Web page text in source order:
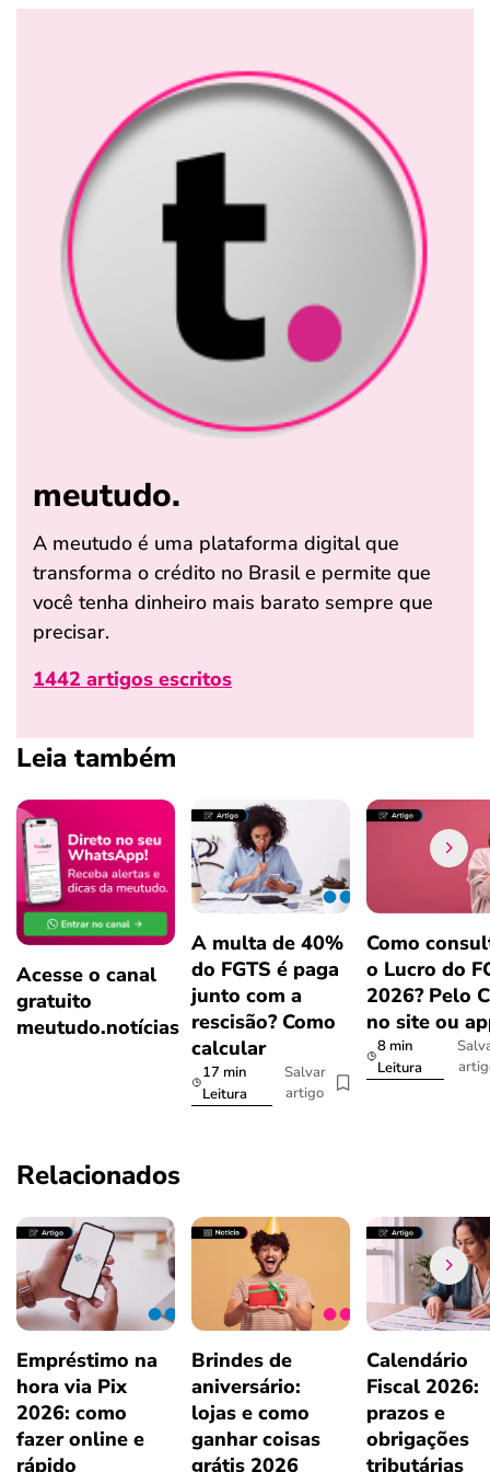
meutudo.
A meutudo é uma plataforma digital que
transforma o crédito no Brasil e permite que
você tenha dinheiro mais barato sempre que
precisar.
1442 artigos escritos
Leia também
Acesse o canal
gratuito
meutudo.notícias
A multa de 40%
do FGTS é paga
junto com a
rescisão? Como
calcular
17 min
Leitura
Salvar
artigo
Como
o Lucro do
2026? Pelo
no site ou
8 min
Leitura
Relacionados
Empréstimo na
hora via Pix
2026: como
fazer online e
rápido
Brindes de
aniversário:
lojas e como
ganhar coisas
grátis 2026
Calendário
Fiscal 2026:
prazos e
obrigações
tributárias